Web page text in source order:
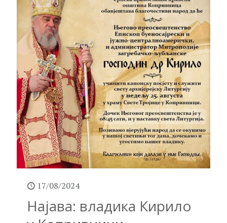
17/08/2024
Најава: владика Кирило